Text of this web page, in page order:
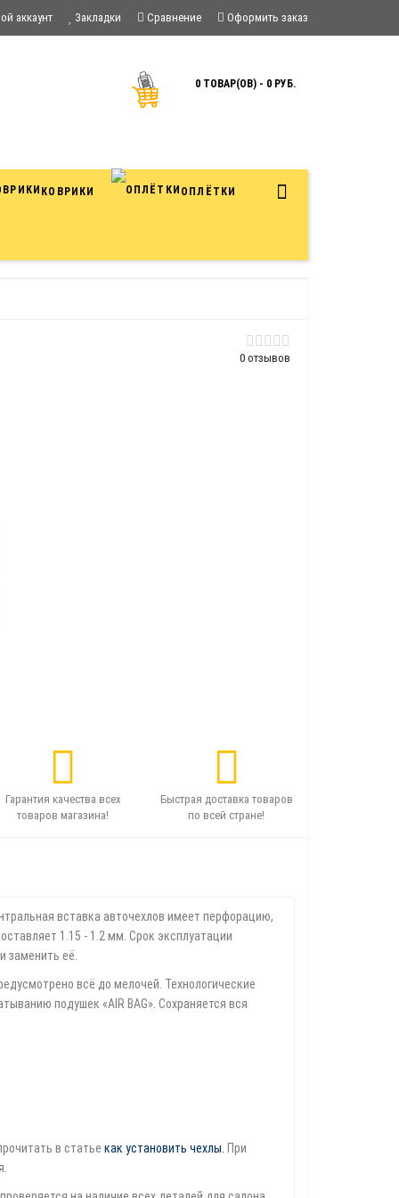
аккаунт Закладки Сравнение Оформить заказ
0 ТОВАР(ОВ) - 0 РУБ.
КОВРИКИ ОПЛЁТКИ
0 отзывов
Гарантия качества всех
товаров магазина!
Быстрая доставка товаров
по всей стране!
вставка авточехлов имеет перфорацию,
1.15 - 1.2 мм. Срок эксплуатации
заменить её.
всё до мелочей. Технологические
подушек «AIR BAG». Сохраняется вся
в статье как установить чехлы При